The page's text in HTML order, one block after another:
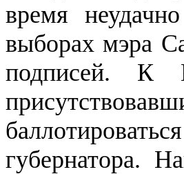
время
выборах мэра
подписей. К
губернатора.